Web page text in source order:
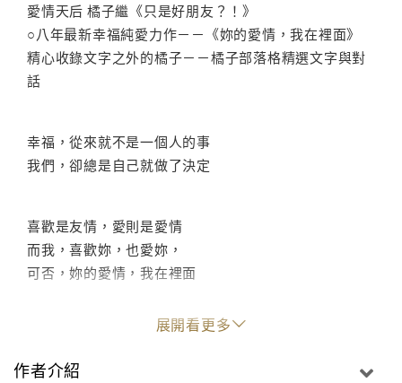
愛情天后 橘子繼《只是好朋友？！》
○八年最新幸福純愛力作－－《妳的愛情，我在裡面》
精心收錄文字之外的橘子－－橘子部落格精選文字與對
話
幸福，從來就不是一個人的事
我們，卻總是自己就做了決定
喜歡是友情，愛則是愛情
而我，喜歡妳，也愛妳，
可否，妳的愛情，我在裡面
因為，有些人，錯過了就是錯過了
展開看更多
作者介紹